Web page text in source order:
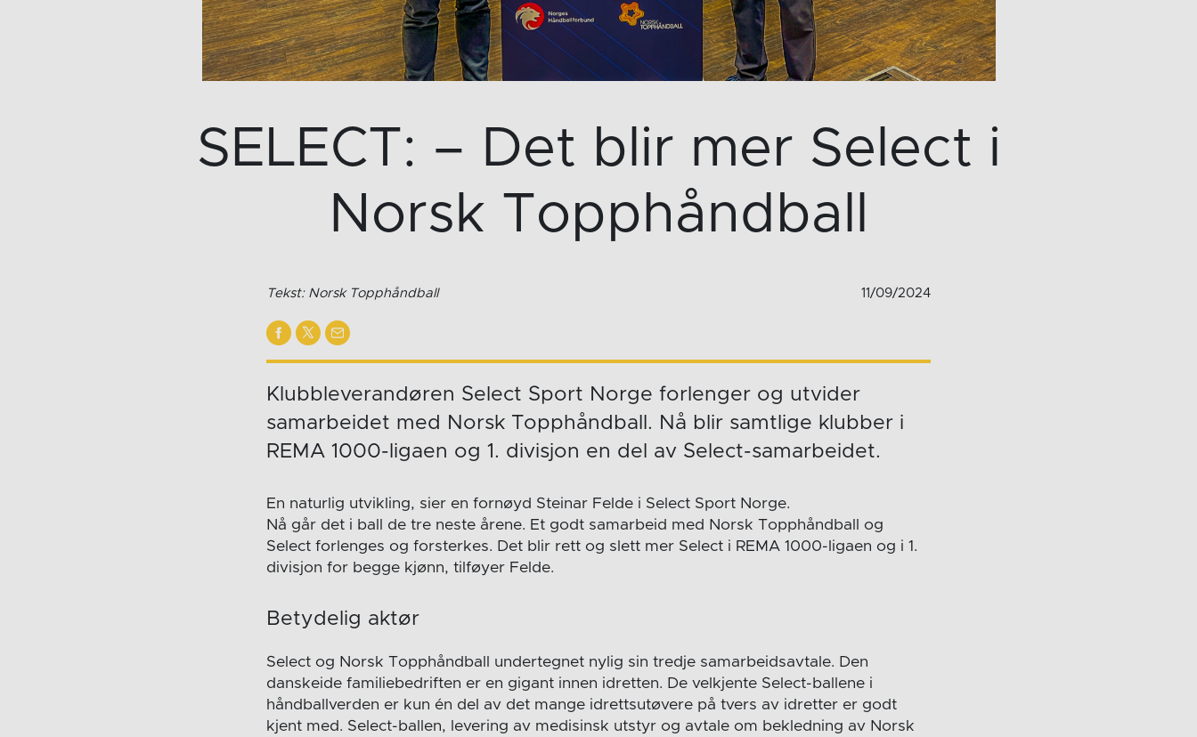
SELECT: – Det blir mer Select i
Norsk Topphåndball
Tekst: Norsk Topphåndball 11/09/2024
Klubbleverandøren Select Sport Norge forlenger og utvider
samarbeidet med Norsk Topphåndball. Nå blir samtlige klubber i
REMA 1000-ligaen og 1. divisjon en del av Select-samarbeidet.
En naturlig utvikling, sier en fornøyd Steinar Felde i Select Sport Norge.
Nå går det i ball de tre neste årene. Et godt samarbeid med Norsk Topphåndball og
Select forlenges og forsterkes. Det blir rett og slett mer Select i REMA 1000-ligaen og i 1.
divisjon for begge kjønn, tilføyer Felde.
Betydelig aktør
Select og Norsk Topphåndball undertegnet nylig sin tredje samarbeidsavtale. Den
danskeide familiebedriften er en gigant innen idretten. De velkjente Select-ballene i
håndballverden er kun én del av det mange idrettsutøvere på tvers av idretter er godt
kjent med. Select-ballen, levering av medisinsk utstyr og avtale om bekledning av Norsk